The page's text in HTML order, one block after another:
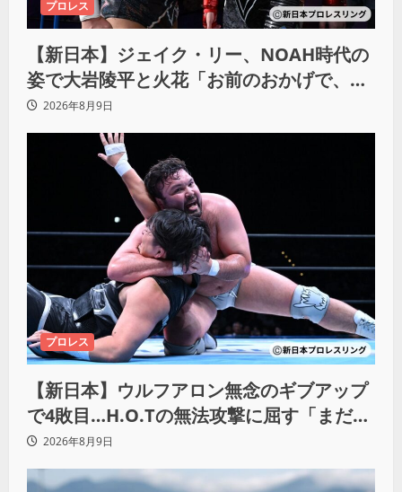
プロレス
【新日本】ジェイク・リー、NOAH時代の
姿で大岩陵平と火花「お前のおかげで、忘
れてたもの思い出したわ」
2026年8月9日
プロレス
【新日本】ウルフアロン無念のギブアップ
で4敗目…H.O.Tの無法攻撃に屈す「まだま
だ俺自身の力はこんなもんだなって」
2026年8月9日